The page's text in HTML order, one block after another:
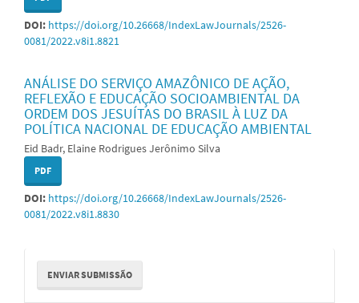
DOI: https://doi.org/10.26668/IndexLawJournals/2526-
0081/2022.v8i1.8821
ANÁLISE DO SERVIÇO AMAZÔNICO DE AÇÃO,
REFLEXÃO E EDUCAÇÃO SOCIOAMBIENTAL DA
ORDEM DOS JESUÍTAS DO BRASIL À LUZ DA
POLÍTICA NACIONAL DE EDUCAÇÃO AMBIENTAL
Eid Badr, Elaine Rodrigues Jerônimo Silva
PDF
DOI: https://doi.org/10.26668/IndexLawJournals/2526-
0081/2022.v8i1.8830
Enviar
Submissão
ENVIAR SUBMISSÃO